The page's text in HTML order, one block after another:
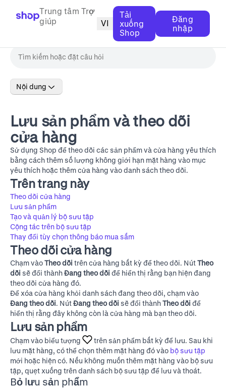
Trung tâm Trợ
giúp
VI
Tải
xuống
Shop
Đăng
nhập
Nội dung
Lưu sản phẩm và theo dõi
cửa hàng
Sử dụng Shop để theo dõi các sản phẩm và cửa hàng yêu thích
bằng cách thêm số lượng không giới hạn mặt hàng vào mục
yêu thích hoặc thêm cửa hàng vào danh sách theo dõi.
Trên trang này
Theo dõi cửa hàng
Lưu sản phẩm
Tạo và quản lý bộ sưu tập
Cộng tác trên bộ sưu tập
Thay đổi tùy chọn thông báo mua sắm
Theo dõi cửa hàng
Chạm vàoTheo dõitrên cửa hàng bất kỳ để theo dõi. NútTheo
dõi sẽ đổi thànhĐang theo dõiđể hiển thị rằng bạn hiện đang
theo dõi cửa hàng đó.
Để xóa cửa hàng khỏi danh sách đang theo dõi, chạm vào
Đang theo dõi. NútĐang theo dõi sẽ đổi thànhTheo dõiđể
hiển thị rằng đây không còn là cửa hàng mà bạn theo dõi.
Lưu sản phẩm
Chạm vào biểu tượng
trên sản phẩm bất kỳ để lưu. Sau khi
lưu mặt hàng, có thể chọn thêm mặt hàng đó vào bộ sưu tập
mới hoặc hiện có. Nếu không muốn thêm mặt hàng vào bộ sưu
tập, quẹt xuống trên danh sách bộ sưu tập để lưu và thoát.
Bỏ lưu sản phẩm